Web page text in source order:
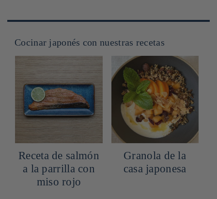
Cocinar japonés con nuestras recetas
Receta de salmón
a la parrilla con
miso rojo
Granola de la
casa japonesa